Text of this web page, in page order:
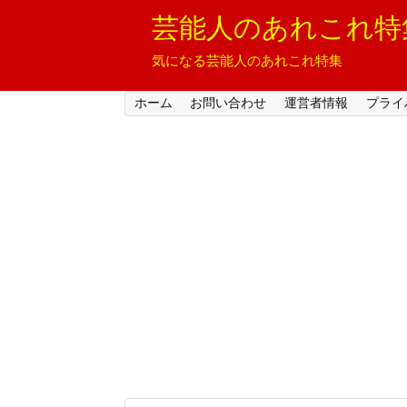
芸能人のあれこれ特
気になる芸能人のあれこれ特集
ホーム お問い合わせ 運営者情報 プラ